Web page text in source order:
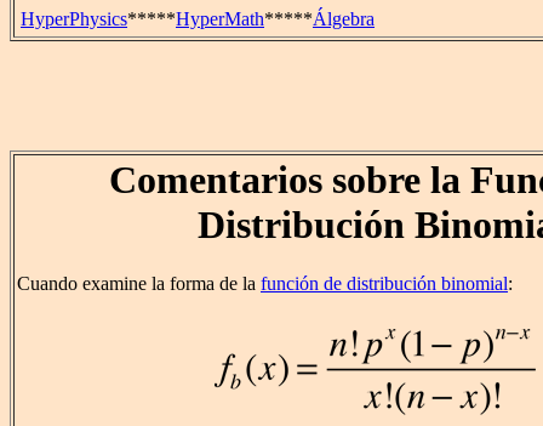
HyperPhysics*****HyperMath*****Álgebra
Comentarios sobre la
Distribución
Cuando examine la forma de la función de distribución binomial: